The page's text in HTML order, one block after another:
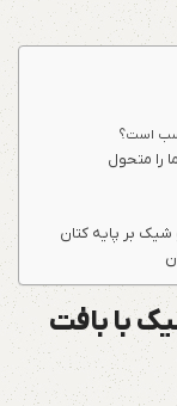
است؟
را متحول
بر پایه کتان
با بافت